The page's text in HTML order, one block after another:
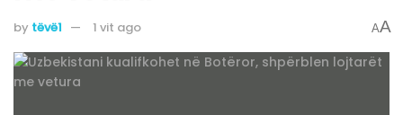
by tëvë1 1 vit ago AA